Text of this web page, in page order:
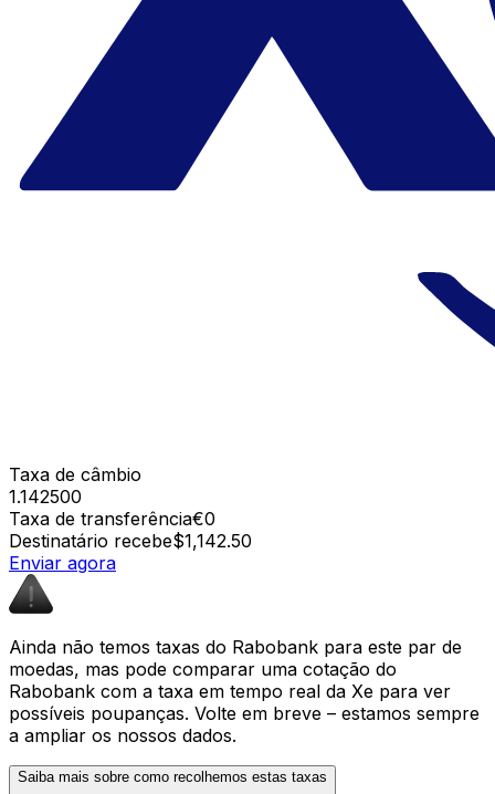
Taxa de câmbio
1.142500
Taxa de transferência€0
Destinatário recebe$1,142.50
Enviar agora
Ainda não temos taxas do Rabobank para este par de
moedas, mas pode comparar uma cotação do
Rabobank com a taxa em tempo real da Xe para ver
possíveis poupanças. Volte em breve – estamos sempre
a ampliar os nossos dados.
Saiba mais sobre como recolhemos estas taxas